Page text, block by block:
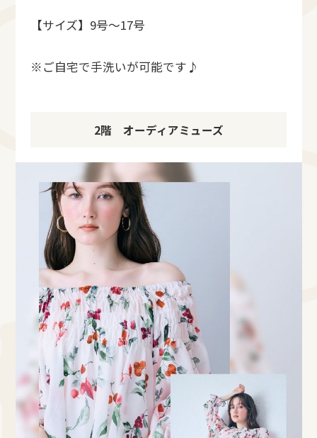
【サイズ】9号〜17号
※ご自宅で手洗いが可能です♪
2階 オーディアミューズ